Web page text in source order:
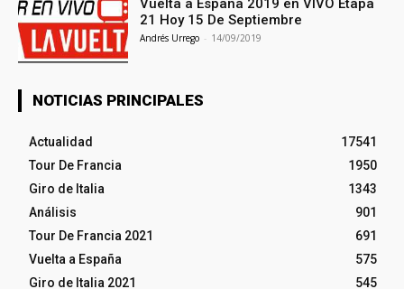
Vuelta a España 2019 en VIVO Etapa
21 Hoy 15 De Septiembre
Andrés Urrego - 14/09/2019
NOTICIAS PRINCIPALES
Actualidad
17541
Tour De Francia
1950
Giro de Italia
1343
Análisis
901
Tour De Francia 2021
691
Vuelta a España
575
Giro de Italia 2021
545